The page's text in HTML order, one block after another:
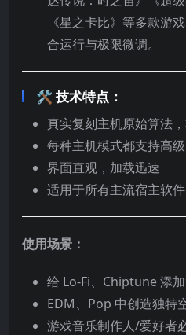
《星之卡比》等多款游
合运行与极限微调。
🛠 技术特点：
真实复刻主机原始算法
每种主机模式都支持高
界面直观，加载迅速
适用于所有主流宿主软件
使用场景：
给 Lo-Fi、Chiptune 添
EDM、Pop 中创造独特
游戏音乐制作人/爱好者